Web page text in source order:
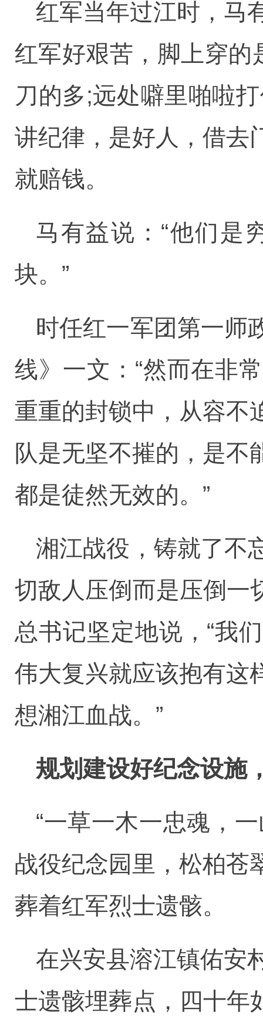
红军当年过江时，马
红军好艰苦，脚上穿的
刀的多;远处噼里啪啦
讲纪律，是好人，借去
就赔钱。
马有益说：“他们是
块。”
时任红一军团第一师
线》一文：“然而在非
重重的封锁中，从容不
队是无坚不摧的，是不
都是徒然无效的。”
湘江战役，铸就了不
切敌人压倒而是压倒一
总书记坚定地说，“我
伟大复兴就应该抱有这
想湘江血战。”
规划建设好纪念设施
“一草一木一忠魂，
战役纪念园里，松柏苍
葬着红军烈士遗骸。
在兴安县溶江镇佑安
士遗骸埋葬点，四十年